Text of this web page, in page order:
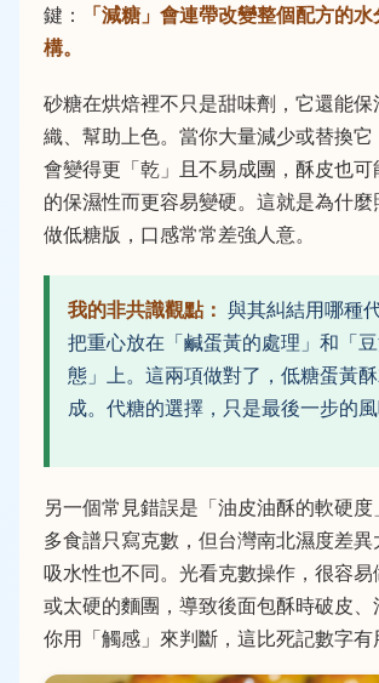
鍵：
「減糖」會連帶改變整個配方的
構。
砂糖在烘焙裡不只是甜味劑，它還能保
織、幫助上色。當你大量減少或替換
會變得更「乾」且不易成團，酥皮也
的保濕性而更容易變硬。這就是為什
做低糖版，口感常常差強人意。
我的非共識觀點： 與其糾結用哪種
把重心放在「鹹蛋黃的處理」和「
態」上。這兩項做對了，低糖蛋黃
成。代糖的選擇，只是最後一步的風
另一個常見錯誤是「油皮油酥的軟硬
多食譜只寫克數，但台灣南北濕度差
吸水性也不同。光看克數操作，很容
或太硬的麵團，導致後面包酥時破皮
你用「觸感」來判斷，這比死記數字有